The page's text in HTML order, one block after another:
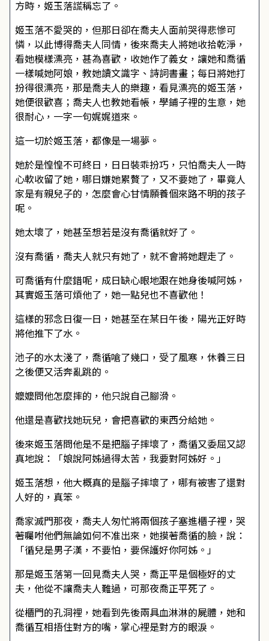
方時，姬玉落謊稱忘了。
姬玉落不愛哭的，但那日卻在喬夫人面前哭得悲慘可
憐，以此博得喬夫人同情，後來喬夫人將她收拾乾淨，
看她模樣漂亮，甚為喜歡，收她作了義女，讓她和喬循
一樣喊她阿娘，教她讀文識字、詩詞書畫；每日將她打
扮得很漂亮，那是喬夫人的樂趣，看見漂亮的姬玉落，
她便很歡喜；喬夫人也教她看帳，學鋪子裡的生意，她
很耐心，一字一句娓娓道來。
這一切於姬玉落，都像是一場夢。
她於是惶惶不可終日，日日裝乖扮巧，只怕喬夫人一時
心軟收留了她，哪日嫌她累贅了，又不要她了，畢竟人
家是有親兒子的，怎麼會心甘情願養個來路不明的孩子
呢。
她太壞了，她甚至想若是沒有喬循就好了。
沒有喬循，喬夫人就只有她了，就不會將她趕走了。
可喬循有什麼錯呢，成日缺心眼地跟在她身後喊阿姊，
其實姬玉落可煩他了，她一點兒也不喜歡他！
這樣的邪念日復一日，她甚至在某日午後，陽光正好時
將他推下了水。
池子的水太淺了，喬循嗆了幾口，受了風寒，休養三日
之後便又活奔亂跳的。
嬤嬤問他怎麼摔的，他只說自己腳滑。
他還是喜歡找她玩兒，會把喜歡的東西分給她。
後來姬玉落問他是不是把腦子摔壞了，喬循又委屈又認
真地說：「娘說阿姊過得太苦，我要對阿姊好。」
姬玉落想，他大概真的是腦子摔壞了，哪有被害了還對
人好的，真笨。
喬家滅門那夜，喬夫人匆忙將兩個孩子塞進櫃子裡，哭
著囑咐他們無論如何不准出來，她摸著喬循的臉，說：
「循兒是男子漢，不要怕，要保護好你阿姊。」
那是姬玉落第一回見喬夫人哭，喬正平是個極好的丈
夫，他從不讓喬夫人難過，可那夜喬正平死了。
從櫃門的孔洞裡，她看到先後兩具血淋淋的屍體，她和
喬循互相捂住對方的嘴，掌心裡是對方的眼淚。